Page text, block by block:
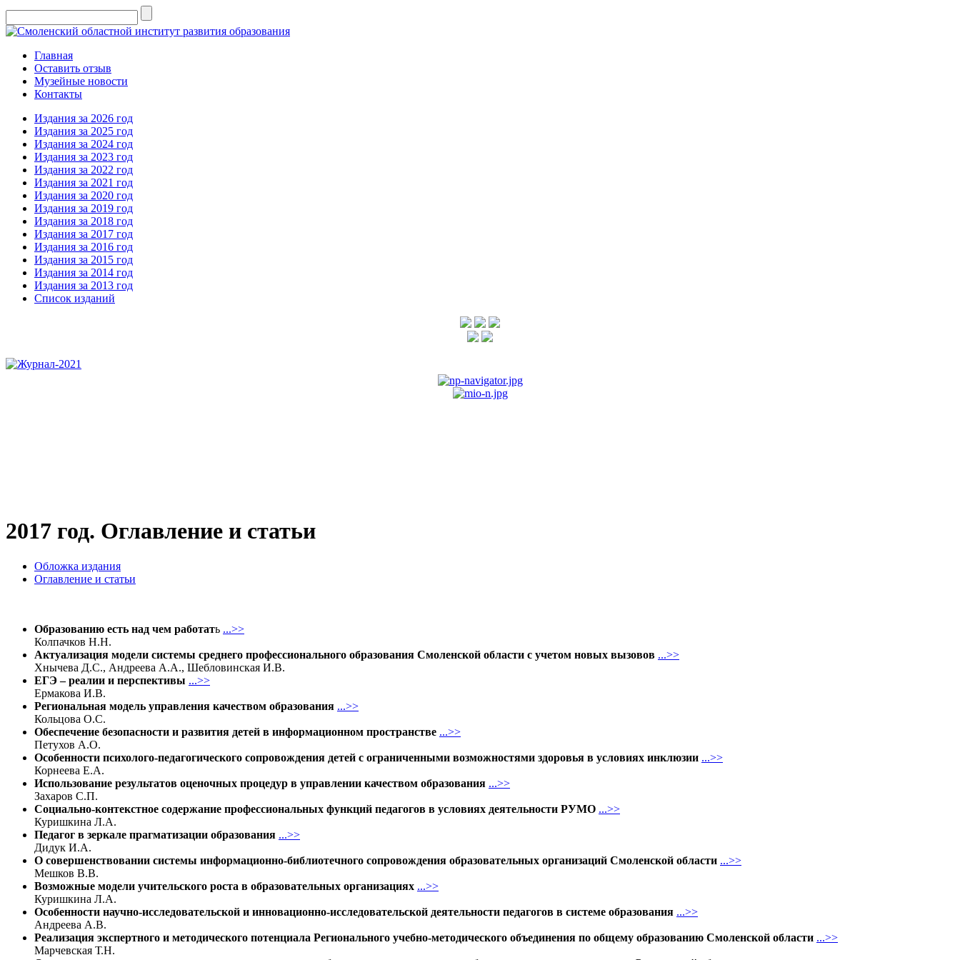
Главная
Оставить отзыв
Музейные новости
Контакты
Издания за 2026 год
Издания за 2025 год
Издания за 2024 год
Издания за 2023 год
Издания за 2022 год
Издания за 2021 год
Издания за 2020 год
Издания за 2019 год
Издания за 2018 год
Издания за 2017 год
Издания за 2016 год
Издания за 2015 год
Издания за 2014 год
Издания за 2013 год
Список изданий
2017 год. Оглавление и статьи
Обложка издания
Оглавление и статьи
Образованию есть над чем работать ...>>
Колпачков Н.Н.
Актуализация модели системы среднего профессионального образования Смоленской области с учетом новых вызовов ...>>
Хнычева Д.С., Андреева А.А., Шебловинская И.В.
ЕГЭ – реалии и перспективы ...>>
Ермакова И.В.
Региональная модель управления качеством образования ...>>
Кольцова О.С.
Обеспечение безопасности и развития детей в информационном пространстве ...>>
Петухов А.О.
Особенности психолого-педагогического сопровождения детей с ограниченными возможностями здоровья в условиях инклюзии ...>>
Корнеева Е.А.
Использование результатов оценочных процедур в управлении качеством образования ...>>
Захаров С.П.
Социально-контекстное содержание профессиональных функций педагогов в условиях деятельности РУМО ...>>
Куришкина Л.А.
Педагог в зеркале прагматизации образования ...>>
Дидук И.А.
О совершенствовании системы информационно-библиотечного сопровождения образовательных организаций Смоленской области ...>>
Мешков В.В.
Возможные модели учительского роста в образовательных организациях ...>>
Куришкина Л.А.
Особенности научно-исследовательской и инновационно-исследовательской деятельности педагогов в системе образования ...>>
Андреева А.В.
Реализация экспертного и методического потенциала Регионального учебно-методического объединения по общему образованию Смоленской области ...>>
Марчевская Т.Н.